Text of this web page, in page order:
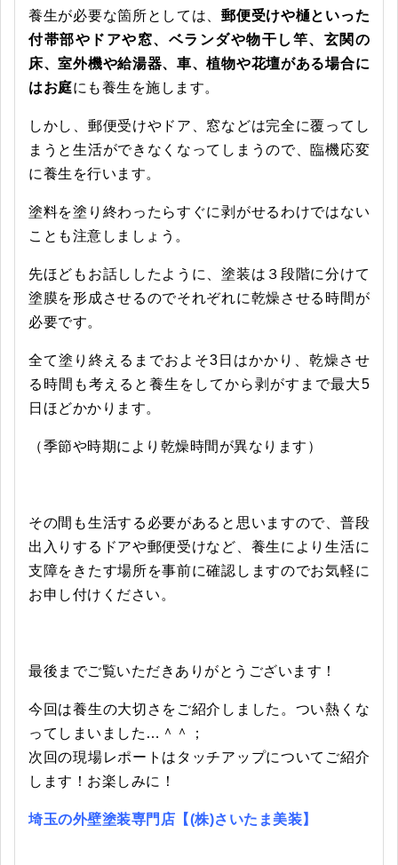
養生が必要な箇所としては、郵便受けや樋といった
付帯部やドアや窓、ベランダや物干し竿、玄関の
床、室外機や給湯器、車、植物や花壇がある場合に
はお庭にも養生を施します。
しかし、郵便受けやドア、窓などは完全に覆ってし
まうと生活ができなくなってしまうので、臨機応変
に養生を行います。
塗料を塗り終わったらすぐに剥がせるわけではない
ことも注意しましょう。
先ほどもお話ししたように、塗装は３段階に分けて
塗膜を形成させるのでそれぞれに乾燥させる時間が
必要です。
全て塗り終えるまでおよそ3日はかかり、乾燥させ
る時間も考えると養生をしてから剥がすまで最大5
日ほどかかります。
（季節や時期により乾燥時間が異なります）
その間も生活する必要があると思いますので、普段
出入りするドアや郵便受けなど、養生により生活に
支障をきたす場所を事前に確認しますのでお気軽に
お申し付けください。
最後までご覧いただきありがとうございます！
今回は養生の大切さをご紹介しました。つい熱くな
ってしまいました…＾＾；
次回の現場レポートはタッチアップについてご紹介
します！お楽しみに！
埼玉の外壁塗装専門店【(株)さいたま美装】